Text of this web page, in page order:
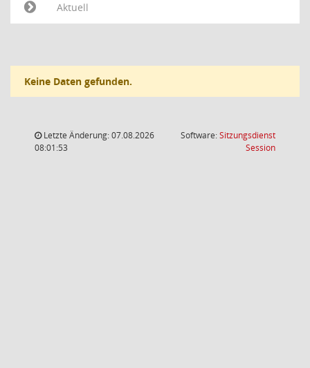
Aktuell
Keine Daten gefunden.
Letzte Änderung: 07.08.2026
08:01:53
Software:Sitzungsdienst
Session(Wird in